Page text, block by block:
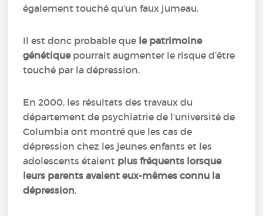
également touché qu’un faux jumeau.
Il est donc probable que le patrimoine
génétiquepourrait augmenter le risque d’être
touché par la dépression.
En 2000, les résultats des travaux du
département de psychiatrie de l’université de
Columbia ont montré que les cas de
dépression chez les jeunes enfants et les
adolescents étaient plus fréquents lorsque
leurs parents avaient eux-mêmes connu la
dépression.